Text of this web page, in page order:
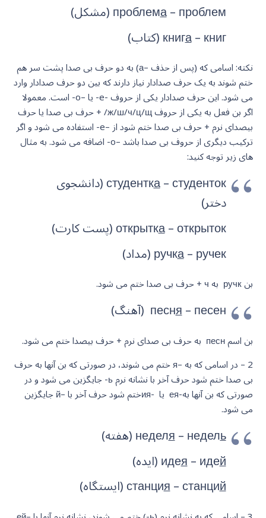
проблема– проблем (مشکل)
книга– книг (کتاب)
نکته: اسامی که (پس از حذف –а) به دو حرف بی صدا پشت سر هم
ختم شوند به یک حرف صدادار نیاز دارند که بین دو حرف صدادار وارد
می شود. این حرف صدادار یکی از حروف -e- یا –o- است. معمولا
اگر بن فعل به یکی از حروف ж/ш/ч/ц/щ/ + حرف بی صدا یا حرف
بیصدای نرم + حرف بی صدا ختم شود از –e- استفاده می شود و اگر
ترکیب دیگری از حروف بی صدا باشد –o- اضافه می شود. به مثال
های زیر توجه کنید:
студентка
– студенток (دانشجوی
دختر)
открытка– открыток (پست کارت)
ручка– ручек (مداد)
بن ручк به ч + حرف بی صدا ختم می شود.
песня– песен (آهنگ)
بن اسم песн به حرف بی صدای نرم + حرف بیصدا ختم می شود.
2 – در اسامی که به –я ختم می شوند، در صورتی که بن آنها به حرف
بی صدا ختم شود حرف آخر با نشانه نرم ь- جایگزین می شود و در
صورتی که بن آنها به-ея یا -ияختم شود حرف آخر با –й جایگزین
می شود.
неделя– недель
(هفته)
идея– идей
(ایده)
станция– станций (ایستگاه)